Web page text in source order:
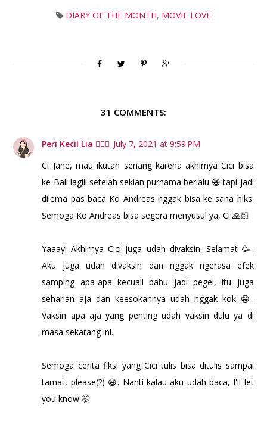
DIARY OF THE MONTH, MOVIE LOVE
31 COMMENTS:
Peri Kecil Lia 🧚🏻‍♀️ July 7, 2021 at 9:59 PM
Ci Jane, mau ikutan senang karena akhirnya Cici bisa
ke Bali lagiii setelah sekian purnama berlalu 😆 tapi jadi
dilema pas baca Ko Andreas nggak bisa ke sana hiks.
Semoga Ko Andreas bisa segera menyusul ya, Ci 🙏🏻
Yaaay! Akhirnya Cici juga udah divaksin. Selamat 🥳.
Aku juga udah divaksin dan nggak ngerasa efek
samping apa-apa kecuali bahu jadi pegel, itu juga
seharian aja dan keesokannya udah nggak kok 😁.
Vaksin apa aja yang penting udah vaksin dulu ya di
masa sekarang ini.
Semoga cerita fiksi yang Cici tulis bisa ditulis sampai
tamat, please(?) 😆. Nanti kalau aku udah baca, I'll let
you know 🤭